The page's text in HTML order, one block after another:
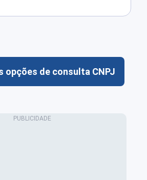
opções de consulta CNPJ